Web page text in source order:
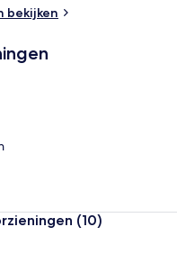
bekijken
(10)